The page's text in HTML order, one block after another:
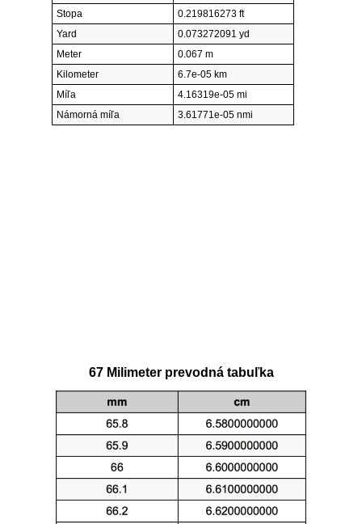
Stopa
0.219816273 ft
Yard
0.073272091 yd
Meter
0.067 m
Kilometer
6.7e-05 km
Míľa
4.16319e-05 mi
Námorná míľa
3.61771e-05 nmi
67 Milimeter prevodná tabuľka